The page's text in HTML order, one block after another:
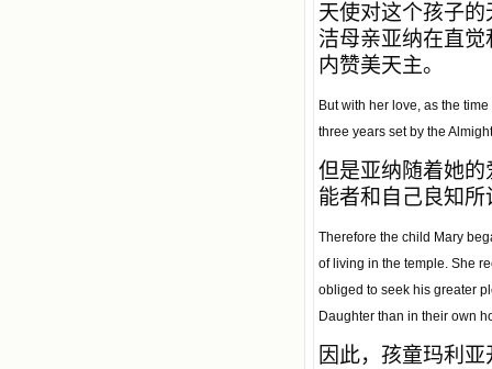
天使对这个孩子
洁母亲亚纳在直
内赞美天主。
But with her love, as the
three years set by the
但是亚纳随着她
能者和自己良知
Therefore the child Mary
of living in the temple. She
obliged to seek his greater
Daughter than in their own
因此，孩童玛利